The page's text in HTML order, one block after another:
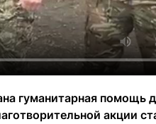
гуманитарная помощь
акции